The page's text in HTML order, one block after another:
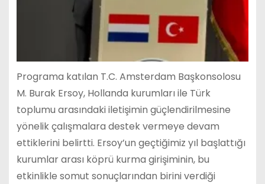
Programa katılan T.C. Amsterdam Başkonsolosu
M. Burak Ersoy, Hollanda kurumları ile Türk
toplumu arasındaki iletişimin güçlendirilmesine
yönelik çalışmalara destek vermeye devam
ettiklerini belirtti. Ersoy’un geçtiğimiz yıl başlattığı
kurumlar arası köprü kurma girişiminin, bu
etkinlikle somut sonuçlarından birini verdiği